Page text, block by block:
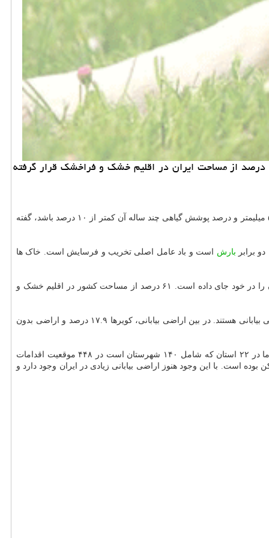
خرید و فروش حیوان خانگی: درحالی وسعت اراضی بحرانی بیابانی در كشور ما 14 میلیون هكتار گزارش شده است كه بطور كلی 61 درصد از مساحت ایران در اقلیم خشك و فراخشك قرار گرفته
بیابان به مناطق دارای اقلیم فراخشک و خشک که میزان متوسط بارندگی سالیانه آن کمتر از ۵۰ میلیمتر و درصد پوشش گیاهی چند ساله آن کمتر از ۱۰ درصد باشد، گفته
برابر بارش است و باد عامل اصلی تخریب و فرسایش است. خاک ها
ها، کشور ما ۱.۲ درصد خشکی های جهان، ۲.۴ درصد پدیده های بیابانی فاقد پوشش و ۳.۰۸ درصد مناطق بیابانی جهان را در خود جای داده است. ۶۱ درصد از مساحت کشور در اقلیم خشک و
بر اساس آخرین گزارش ها، ۳۰ میلیون هکتار از اراضی کشور در معرض بیابانی شدن قرار دارند که از این مقدار ۱۴ میلیون هکتار بعنوان مناطق بحرانی بیابانی هستند. در بین اراضی بیابانی، کویرها ۱۷.۹ درصد و اراضی بدون
بر اساس این گزارش سرانه بیابان در کشور ما ۰.۵ هکتار است در صورتیکه سرانه جهانی آن ۰.۲۲ هکتار گزارش شده است. طی سال قبل در کشور ما در ۲۲ استان که شامل ۱۴۰ شهرستان است در ۴۴۸ موقعیت اقدامات
نهال کاری، ۱۰ هزار هکتار مالچ پاشی، ۹۰۰۰ هکتار راه اندازی مدیریت هرزآب و ۴۴ هزار هکتار بادشکن بوده است. با این وجود هنوز اراضی بیابانی زیادی در ایران وجود دارد و